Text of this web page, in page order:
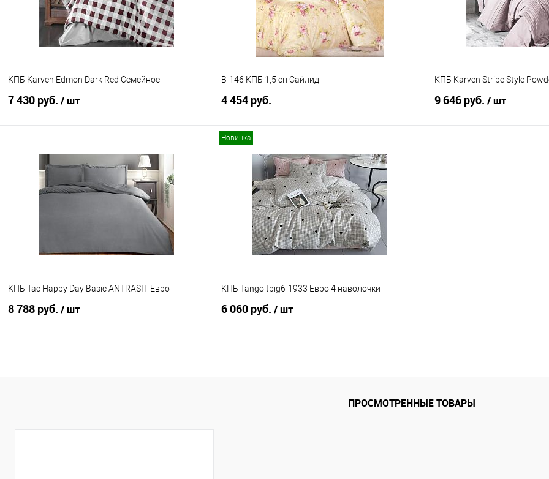
КПБ Karven Edmon Dark Red Семейное
7 430 руб. / шт
Купить в 1 клик
Сравнение
В наличии
B-146 КПБ 1,5 сп Сайлид
4 454 руб.
Купить в 1 клик
Сравнение
В избранное
В наличии
КПБ Karven Stripe Style
9 646 руб. / шт
КПБ Tac Happy Day Basic ANTRASIT Евро
8 788 руб. / шт
Новинка
КПБ Tango tpig6-1933 Евро 4 наволочки
6 060 руб. / шт
ПРОСМОТРЕННЫЕ ТОВАРЫ